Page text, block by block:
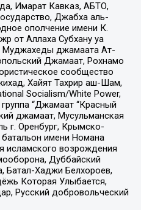
Имарат Кавказ, АБТО,
Джабха аль-
ополчение имени К.
от Аллаха Субхану уа
Муджахеды джамаата Ат-
Джамаат, Рохнамо
сообщество
Хайят Тахрир аш-Шам,
Socialism/White Power,
“Джамаат “Красный
джамаат, Мусульманская
г. Оренбург, Крымско-
имени Номана
исламского возрождения
Дуббайский
Батал-Хаджи Белхороев,
Которая Улыбается,
Русский добровольческий